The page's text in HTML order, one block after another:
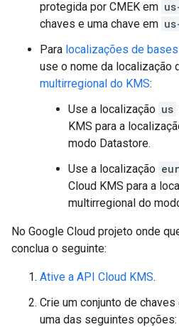
protegida por CMEK em
chaves e uma chave em
Para localizações de
use o nome da localização
multirregional do KMS:
Use a localização us
KMS para a
modo Datastore.
Use a localização
Cloud KMS para a
multirregional do
No Google Cloud projeto onde
conclua o seguinte:
Ative a API Cloud KMS.
Crie um conjunto de
uma das seguintes opções: